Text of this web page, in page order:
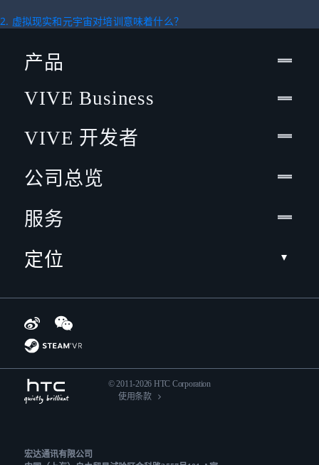
2. 虚拟现实和元宇宙对培训意味着什么？
产品
VIVE Business
VIVE 开发者
公司总览
服务
定位
© 2011-2026 HTC Corporation
使用条款
宏达通讯有限公司